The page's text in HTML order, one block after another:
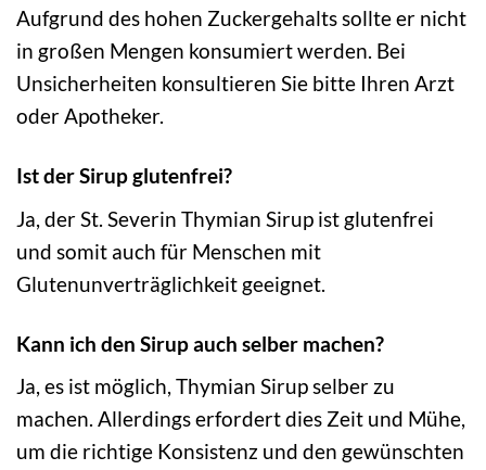
Aufgrund des hohen Zuckergehalts sollte er nicht
in großen Mengen konsumiert werden. Bei
Unsicherheiten konsultieren Sie bitte Ihren Arzt
oder Apotheker.
Ist der Sirup glutenfrei?
Ja, der St. Severin Thymian Sirup ist glutenfrei
und somit auch für Menschen mit
Glutenunverträglichkeit geeignet.
Kann ich den Sirup auch selber machen?
Ja, es ist möglich, Thymian Sirup selber zu
machen. Allerdings erfordert dies Zeit und Mühe,
um die richtige Konsistenz und den gewünschten